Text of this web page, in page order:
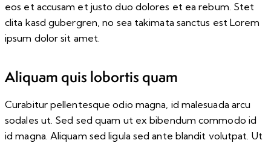
eos et accusam et justo duo dolores et ea rebum. Stet
clita kasd gubergren, no sea takimata sanctus est Lorem
ipsum dolor sit amet.
Aliquam quis lobortis quam
Curabitur pellentesque odio magna, id malesuada arcu
sodales ut. Sed sed quam ut ex bibendum commodo id
id magna. Aliquam sed ligula sed ante blandit volutpat. Ut